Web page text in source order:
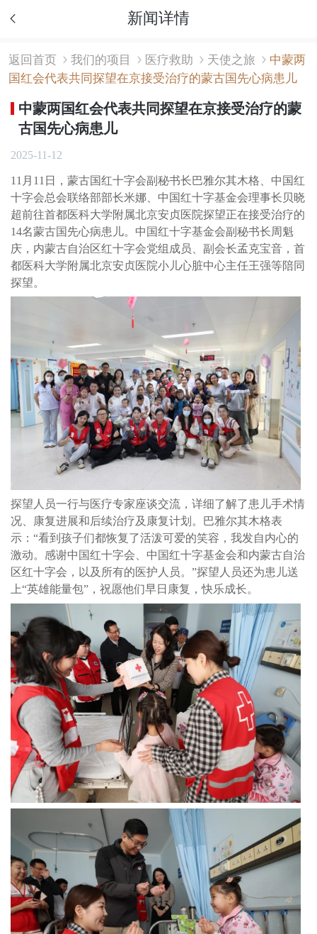
新闻详情
返回首页 我们的项目 医疗救助 天使之旅
中蒙两
国红会代表共同探望在京接受治疗的蒙古国先心病患儿
中蒙两国红会代表共同探望在京接受治疗的蒙
古国先心病患儿
2025-11-12
11月11日，蒙古国红十字会副秘书长巴雅尔其木格、中国红
十字会总会联络部部长米娜、中国红十字基金会理事长贝晓
超前往首都医科大学附属北京安贞医院探望正在接受治疗的
14名蒙古国先心病患儿。中国红十字基金会副秘书长周魁
庆，内蒙古自治区红十字会党组成员、副会长孟克宝音，首
都医科大学附属北京安贞医院小儿心脏中心主任王强等陪同
探望。
探望人员一行与医疗专家座谈交流，详细了解了患儿手术情
况、康复进展和后续治疗及康复计划。巴雅尔其木格表
示：“看到孩子们都恢复了活泼可爱的笑容，我发自内心的
激动。感谢中国红十字会、中国红十字基金会和内蒙古自治
区红十字会，以及所有的医护人员。”探望人员还为患儿送
上“英雄能量包”，祝愿他们早日康复，快乐成长。